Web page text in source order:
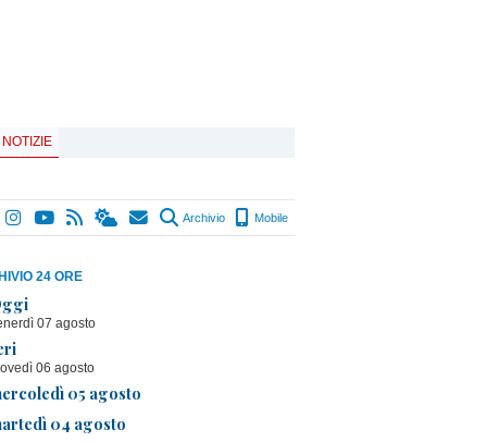
Archivio Mobile
24 ORE
07 agosto
06 agosto
05 agosto
04 agosto